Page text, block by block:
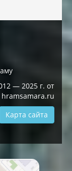
— 2025 г. от
hramsamara.ru
Карта сайта